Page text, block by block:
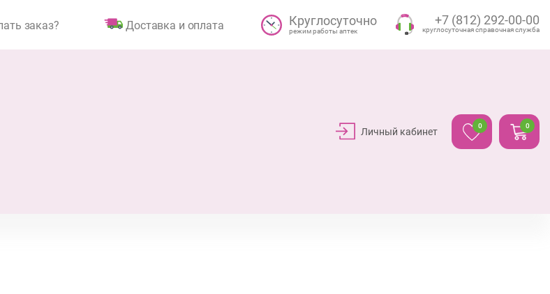
заказ? Доставка и оплата Круглосуточно
режим работы аптек
+7 (812) 292-00-00
круглосуточная справочная служба
Личный кабинет
0 0